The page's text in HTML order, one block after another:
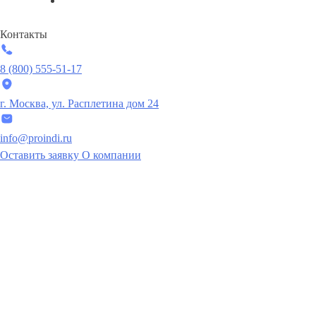
Контакты
8 (800) 555-51-17
г. Москва, ул. Расплетина дом 24
info@proindi.ru
Оставить заявку О компании